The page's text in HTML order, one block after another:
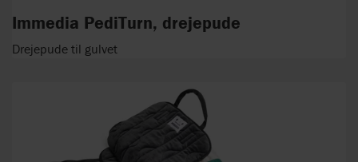
Immedia PediTurn, drejepude
Drejepude til gulvet